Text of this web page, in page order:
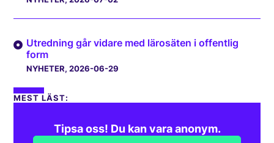
Utredning går vidare med lärosäten i offentlig
form
NYHETER, 2026-06-29
MEST LÄST:
Tipsa oss! Du kan vara anonym.